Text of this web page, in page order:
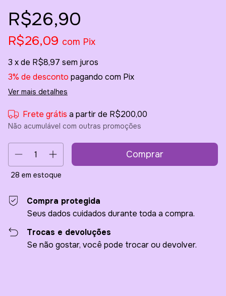
R$26,90
R$26,09 com Pix
3 x de R$8,97 sem juros
3% de desconto pagando com Pix
Ver mais detalhes
Frete grátis a partir de R$200,00
Não acumulável com outras promoções
28 em estoque
Compra protegida
Seus dados cuidados durante toda a compra.
Trocas e devoluções
Se não gostar, você pode trocar ou devolver.